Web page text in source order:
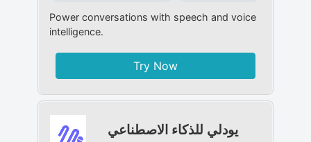
Power conversations with speech and voice
intelligence.
Try Now
يودلي للذكاء الاصطناعي